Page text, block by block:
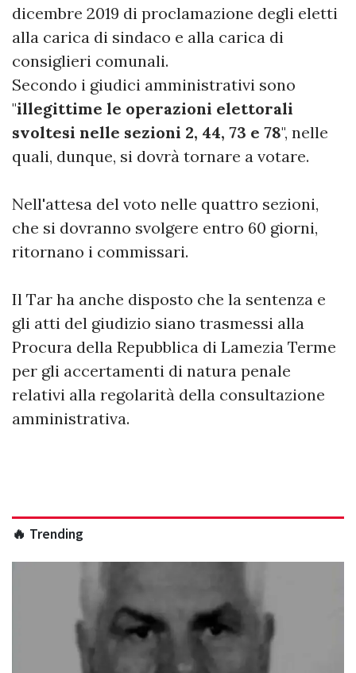
dicembre 2019 di proclamazione degli eletti
alla carica di sindaco e alla carica di
consiglieri comunali.
Secondo i giudici amministrativi sono
"illegittime le operazioni elettorali
svoltesi nelle sezioni 2, 44, 73 e 78", nelle
quali, dunque, si dovrà tornare a votare.
Nell'attesa del voto nelle quattro sezioni,
che si dovranno svolgere entro 60 giorni,
ritornano i commissari.
Il Tar ha anche disposto che la sentenza e
gli atti del giudizio siano trasmessi alla
Procura della Repubblica di Lamezia Terme
per gli accertamenti di natura penale
relativi alla regolarità della consultazione
amministrativa.
🔥 Trending